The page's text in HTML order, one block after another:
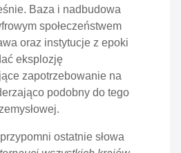
Baza i nadbudowa
społeczeństwem
oraz instytucje z epoki
eksplozję
zapotrzebowanie na
podobny do tego
ostatnie słowa